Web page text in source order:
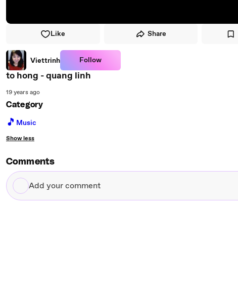
Like Share
Viettrinh Follow
to hong - quang linh
19 years ago
Category
🎵 Music
Show less
Comments
Add
your